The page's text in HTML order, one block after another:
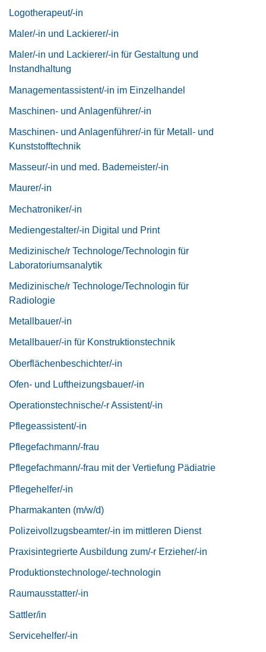
Logotherapeut/-in
Maler/-in und Lackierer/-in
Maler/-in und Lackierer/-in für Gestaltung und
Instandhaltung
Managementassistent/-in im Einzelhandel
Maschinen- und Anlagenführer/-in
Maschinen- und Anlagenführer/-in für Metall- und
Kunststofftechnik
Masseur/-in und med. Bademeister/-in
Maurer/-in
Mechatroniker/-in
Mediengestalter/-in Digital und Print
Medizinische/r Technologe/Technologin für
Laboratoriumsanalytik
Medizinische/r Technologe/Technologin für
Radiologie
Metallbauer/-in
Metallbauer/-in für Konstruktionstechnik
Oberflächenbeschichter/-in
Ofen- und Luftheizungsbauer/-in
Operationstechnische/-r Assistent/-in
Pflegeassistent/-in
Pflegefachmann/-frau
Pflegefachmann/-frau mit der Vertiefung Pädiatrie
Pflegehelfer/-in
Pharmakanten (m/w/d)
Polizeivollzugsbeamter/-in im mittleren Dienst
Praxisintegrierte Ausbildung zum/-r Erzieher/-in
Produktionstechnologe/-technologin
Raumausstatter/-in
Sattler/in
Servicehelfer/-in